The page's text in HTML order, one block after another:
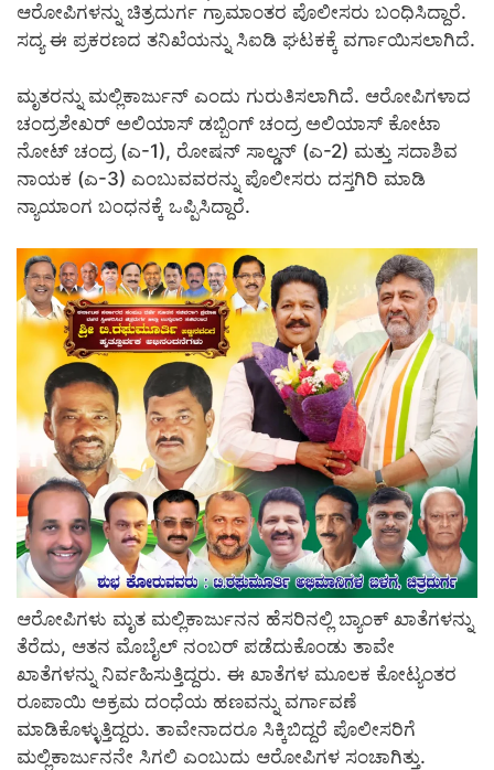
ಆರೋಪಿಗಳನ್ನು ಚಿತ್ರದುರ್ಗ ಗ್ರಾಮಾಂತರ ಪೊಲೀಸರು ಬಂಧಿಸಿದ್ದಾರೆ.
ಸದ್ಯ ಈ ಪ್ರಕರಣದ ತನಿಖೆಯನ್ನು ಸಿಐಡಿ ಘಟಕಕ್ಕೆ ವರ್ಗಾಯಿಸಲಾಗಿದೆ.
ಮೃತರನ್ನು ಮಲ್ಲಿಕಾರ್ಜುನ್ ಎಂದು ಗುರುತಿಸಲಾಗಿದೆ. ಆರೋಪಿಗಳಾದ
ಚಂದ್ರಶೇಖರ್ ಅಲಿಯಾಸ್ ಡಬ್ಬಿಂಗ್ ಚಂದ್ರ ಅಲಿಯಾಸ್ ಕೋಟಾ
ನೋಟ್ ಚಂದ್ರ (ಎ-1), ರೋಷನ್ ಸಾಲ್ಡನ್ (ಎ-2) ಮತ್ತು ಸದಾಶಿವ
ನಾಯಕ (ಎ-3) ಎಂಬುವವರನ್ನು ಪೊಲೀಸರು ದಸ್ತಗಿರಿ ಮಾಡಿ
ನ್ಯಾಯಾಂಗ ಬಂಧನಕ್ಕೆ ಒಪ್ಪಿಸಿದ್ದಾರೆ.
ಆರೋಪಿಗಳು ಮೃತ ಮಲ್ಲಿಕಾರ್ಜುನನ ಹೆಸರಿನಲ್ಲಿ ಬ್ಯಾಂಕ್ ಖಾತೆಗಳನ್ನು
ತೆರೆದು, ಆತನ ಮೊಬೈಲ್ ನಂಬರ್ ಪಡೆದುಕೊಂಡು ತಾವೇ
ಖಾತೆಗಳನ್ನು ನಿರ್ವಹಿಸುತ್ತಿದ್ದರು. ಈ ಖಾತೆಗಳ ಮೂಲಕ ಕೋಟ್ಯಂತರ
ರೂಪಾಯಿ ಅಕ್ರಮ ದಂಧೆಯ ಹಣವನ್ನು ವರ್ಗಾವಣೆ
ಮಾಡಿಕೊಳ್ಳುತ್ತಿದ್ದರು. ತಾವೇನಾದರೂ ಸಿಕ್ಕಿಬಿದ್ದರೆ ಪೊಲೀಸರಿಗೆ
ಮಲ್ಲಿಕಾರ್ಜುನನೇ ಸಿಗಲಿ ಎಂಬುದು ಆರೋಪಿಗಳ ಸಂಚಾಗಿತ್ತು.